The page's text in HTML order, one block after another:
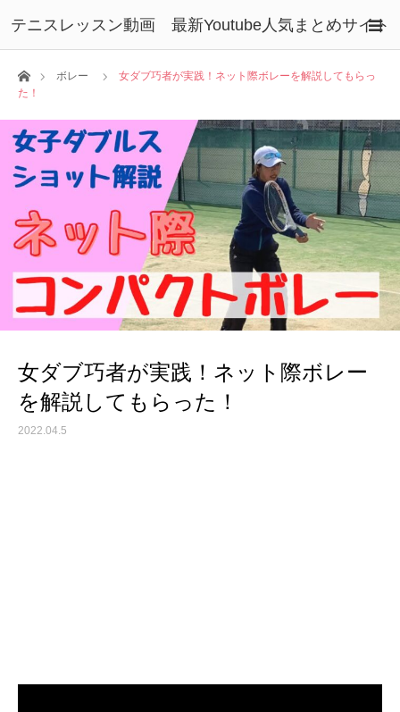
テニスレッスン動画 最新Youtube人気まとめサイト
ホームボレー
女ダブ巧者が実践！ネット際ボレーを解説してもらっ
た！
女ダブ巧者が実践！ネット際ボレー
を解説してもらった！
2022.04.5